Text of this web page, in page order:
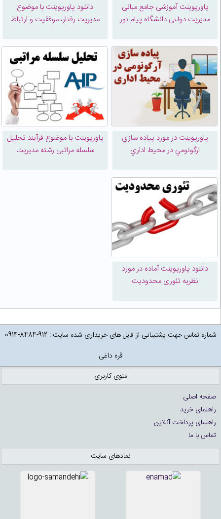
پاورپوینت آموزشی جامع مبانی
مدیریت دولتی دانشگاه پیام نور
دانلود پاورپوینت با موضوع
مدیریت رفتار، موفقیت و ارتباط
پاورپوینت در مورد پياده سازي
ارگونومي در محيط اداري
پاورپوینت با موضوع فرآیند تحلیل
سلسله مراتبی رشته مدیریت
دانلود پاورپوینت آماده در مورد
نظریه تئوری محدودیت
شماره تماس جهت پشتیبانی از فایل های خریداری شده سایت : 912-8484-0914
قره داغی
منوی کاربری
صفحه اصلی
راهنمای خرید
راهنمای پرداخت آنلاین
تماس با ما
نمادهای سایت